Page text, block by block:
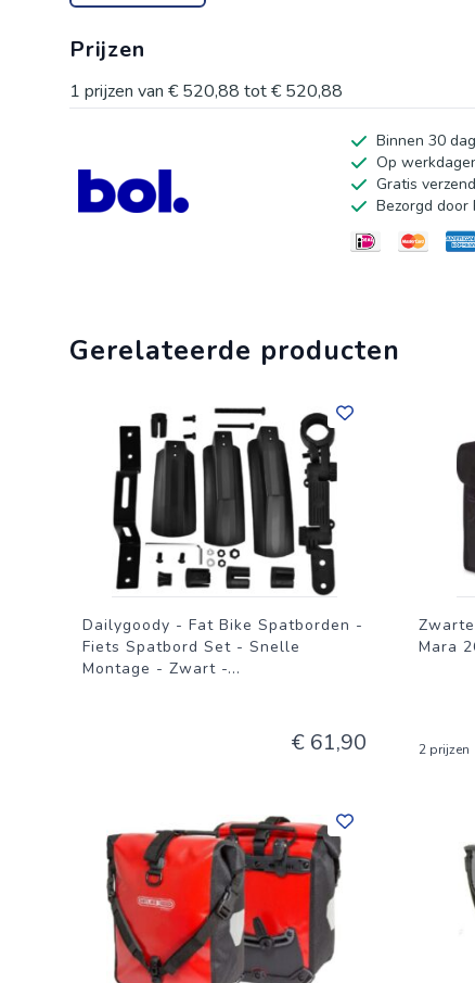
die hun vaardigheden willen verbeteren en plezier
Prijzen
1 prijzen van € 520,88 tot€ 520,88
Binnen 30
Op
Gratis
Bezorgd door
Gerelateerde producten
Dailygoody - Fat Bike Spatborden -
Fiets Spatbord Set - Snelle
Montage - Zwart -...
€ 61,90
Mara
2 prijzen